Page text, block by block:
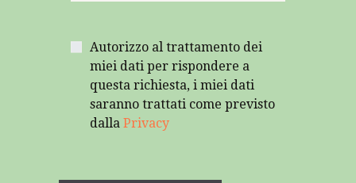
Autorizzo al trattamento dei
miei dati per rispondere a
questa richiesta, i miei dati
saranno trattati come previsto
dalla Privacy